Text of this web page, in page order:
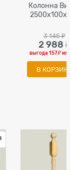
Колонна
3 145 ₽
2 988 ₽
выгода157 ₽
В